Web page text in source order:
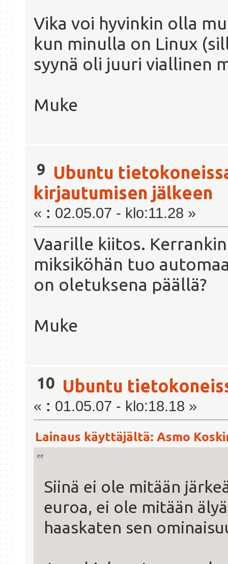
Vika voi hyvinkin olla
kun minulla on Linux
syynä oli juuri viallinen
Muke
9 Ubuntu
kirjautumisen jälkeen
« : 02.05.07 - klo:11.28 »
Vaarille kiitos.
miksiköhän tuo
on oletuksena päällä?
Muke
10 Ubuntu
« : 01.05.07 - klo:18.18 »
Lainaus käyttäjältä: Asmo
Siinä ei ole mitään
euroa, ei ole mitään
haaskaten sen